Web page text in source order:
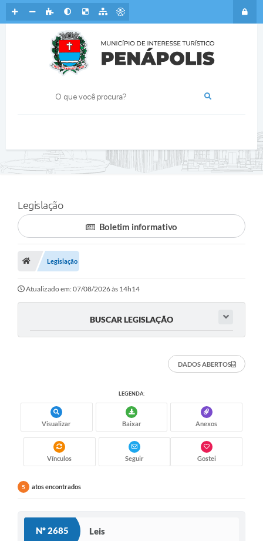
Legislação
Boletim informativo
Legislação
Atualizado em: 07/08/2026 às 14h14
BUSCAR LEGISLAÇÃO
DADOS ABERTOS
LEGENDA:
Visualizar Baixar Anexos
Vínculos Seguir Gostei
5 atos encontrados
Nº 2685 Leis